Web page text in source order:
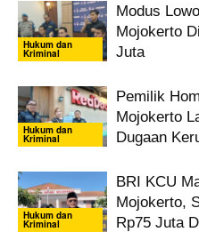
Hukum dan
Kriminal
Modus
Mojokerto
Juta
Hukum dan
Kriminal
Pemilik
Mojokerto
Dugaan
Hukum dan
Kriminal
BRI KCU
Mojokerto,
Rp75 Juta